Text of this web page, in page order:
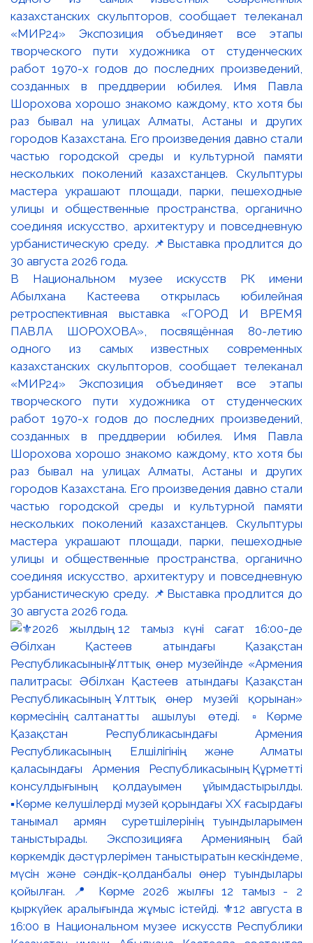
В Национальном музее искусств РК имени
Абылхана Кастеева открылась юбилейная
ретроспективная выставка «ГОРОД И ВРЕМЯ
ПАВЛА ШОРОХОВА», посвящённая 80-летию
одного из самых известных современных
казахстанских скульпторов, сообщает телеканал
«МИР24» Экспозиция объединяет все этапы
творческого пути художника от студенческих
работ 1970-х годов до последних произведений,
созданных в преддверии юбилея. Имя Павла
Шорохова хорошо знакомо каждому, кто хотя бы
раз бывал на улицах Алматы, Астаны и других
городов Казахстана. Его произведения давно стали
частью городской среды и культурной памяти
нескольких поколений казахстанцев. Скульптуры
мастера украшают площади, парки, пешеходные
улицы и общественные пространства, органично
соединяя искусство, архитектуру и повседневную
урбанистическую среду. 📌Выставка продлится до
30 августа 2026 года.